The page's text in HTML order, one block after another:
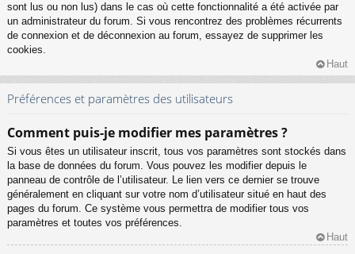
sont lus ou non lus) dans le cas où cette fonctionnalité a été activée par
un administrateur du forum. Si vous rencontrez des problèmes récurrents
de connexion et de déconnexion au forum, essayez de supprimer les
cookies.
Haut
Préférences et paramètres des utilisateurs
Comment puis-je modifier mes paramètres ?
Si vous êtes un utilisateur inscrit, tous vos paramètres sont stockés dans
la base de données du forum. Vous pouvez les modifier depuis le
panneau de contrôle de l’utilisateur. Le lien vers ce dernier se trouve
généralement en cliquant sur votre nom d’utilisateur situé en haut des
pages du forum. Ce système vous permettra de modifier tous vos
paramètres et toutes vos préférences.
Haut